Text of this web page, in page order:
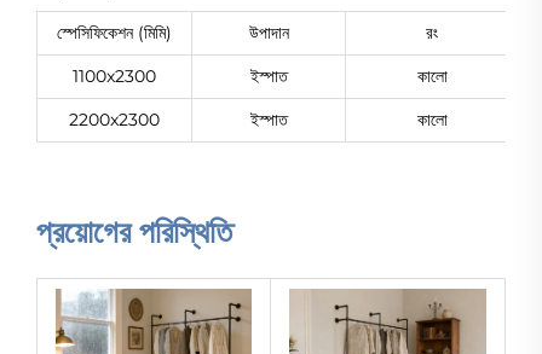
স্পেসিফিকেশন (মিমি) উপাদান
রং
1100x2300
ইস্পাত
কালো
2200x2300
ইস্পাত কালো
প্রয়োগের পরিস্থিতি